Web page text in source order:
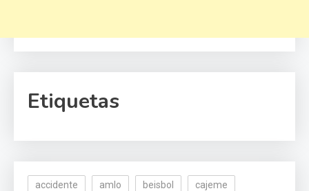
Etiquetas
accidente amlo beisbol cajeme